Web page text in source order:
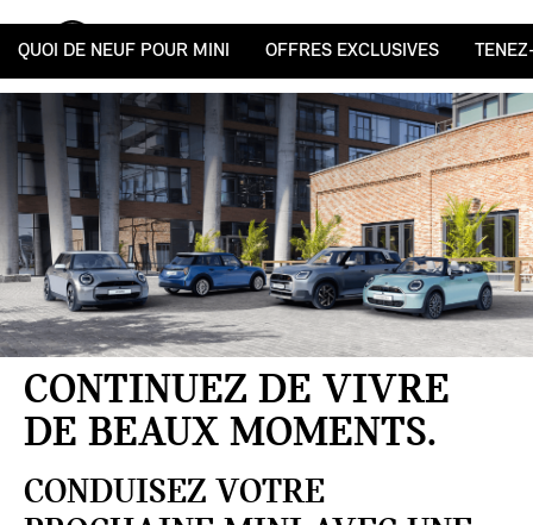
QUOI DE NEUF POUR MINI OFFRES EXCLUSIVES
CONTINUEZ DE VIVRE
DE BEAUX MOMENTS.
CONDUISEZ VOTRE